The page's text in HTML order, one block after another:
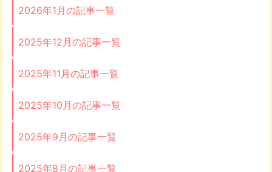
2026年1月の記事一覧
2025年12月の記事一覧
2025年11月の記事一覧
2025年10月の記事一覧
2025年9月の記事一覧
2025年8月の記事一覧